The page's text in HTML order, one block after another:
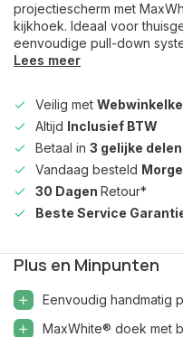
projectiescherm met
kijkhoek. Ideaal voor
eenvoudige pull-down
Lees meer
Veilig met
Altijd Inclusief BTW
Betaal in 3 gelijke delen
Vandaag besteld
30 Dagen Retour*
Beste Service
Plus en Minpunten
Eenvoudig handmatig
MaxWhite® doek met